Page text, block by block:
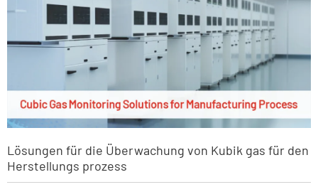
Lösungen für die Überwachung von Kubik gas für den
Herstellungs prozess